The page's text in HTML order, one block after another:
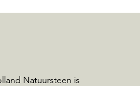
Natuursteen is